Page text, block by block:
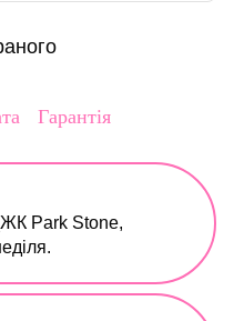
Гарантія
Park Stone,